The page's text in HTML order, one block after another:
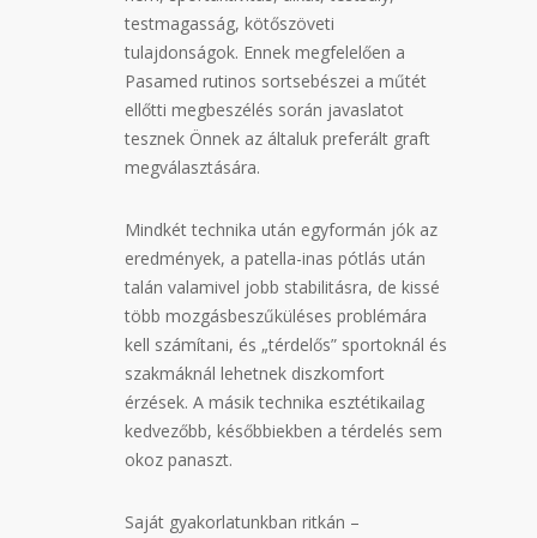
testmagasság, kötőszöveti
tulajdonságok. Ennek megfelelően a
Pasamed rutinos sortsebészei a műtét
ellőtti megbeszélés során javaslatot
tesznek Önnek az általuk preferált graft
megválasztására.
Mindkét technika után egyformán jók az
eredmények, a patella-inas pótlás után
talán valamivel jobb stabilitásra, de kissé
több mozgásbeszűküléses problémára
kell számítani, és „térdelős” sportoknál és
szakmáknál lehetnek diszkomfort
érzések. A másik technika esztétikailag
kedvezőbb, későbbiekben a térdelés sem
okoz panaszt.
Saját gyakorlatunkban ritkán –